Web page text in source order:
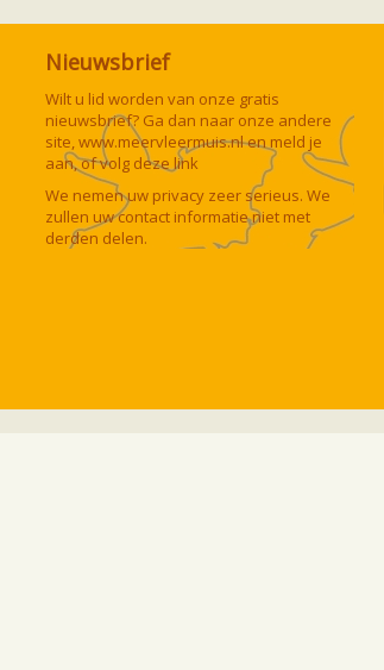
Nieuwsbrief
Wilt u lid worden van onze gratis
nieuwsbrief? Ga dan naar onze andere
site,www.meervleermuis.nlen meld je
aan, of volg dezelink
We nemen uw privacy zeer serieus. We
zullen uw contact informatie niet met
derden delen.